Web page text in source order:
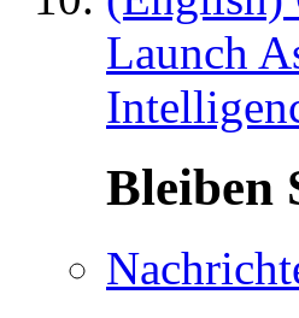
Launch
Bleiben